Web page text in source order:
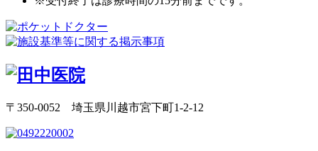
〒350-0052 埼玉県川越市宮下町1-2-12